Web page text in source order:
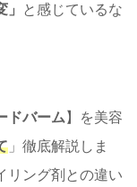
と感じているな
ドバーム 】を美容
」徹底解説しま
リング剤との違い